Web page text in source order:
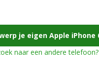
je eigen Apple iPhone
naar een andere